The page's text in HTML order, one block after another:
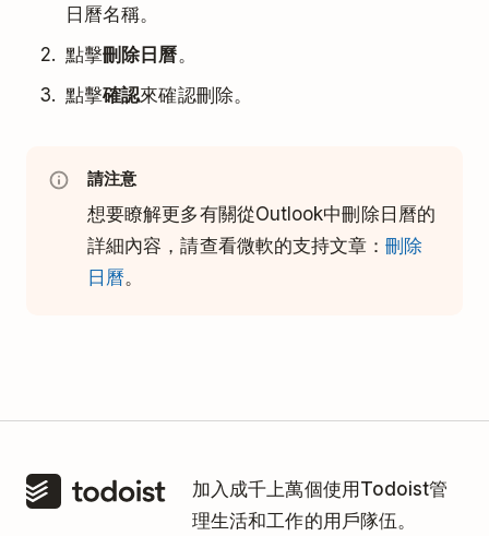
日曆名稱。
點擊刪除日曆。
點擊確認來確認刪除。
請注意
想要瞭解更多有關從Outlook中刪除日曆的
詳細內容，請查看微軟的支持文章：刪除
日曆。
加入成千上萬個使用Todoist管
理生活和工作的用戶隊伍。